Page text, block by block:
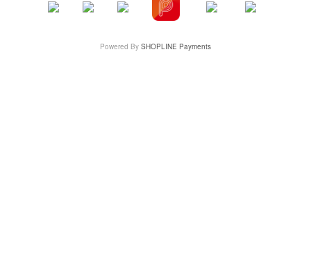
Powered By SHOPLINE Payments